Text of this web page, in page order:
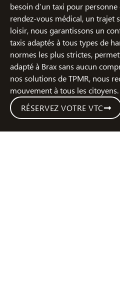
besoin d’un taxi pour
rendez-vous médical, un trajet
loisir, nous garantissons un
taxis adaptés à tous types de
normes les plus strictes,
adapté à Brax sans aucun
nos solutions de TPMR, nous
mouvement à tous les citoyens.
RÉSERVEZ VOTRE VTC